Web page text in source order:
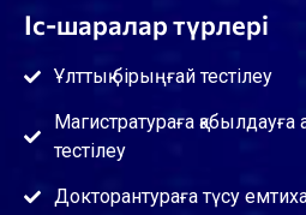
Іс-шаралар түрлері
Ұлттық бірыңғай тестілеу
Магистратураға
тестілеу
Докторантураға түсу